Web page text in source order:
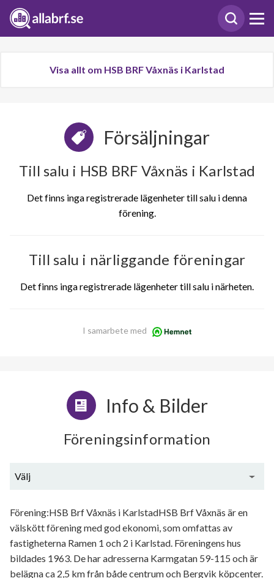
Visa allt om HSB BRF Våxnäs i Karlstad
Försäljningar
Till salu i HSB BRF Våxnäs i Karlstad
Det finns inga registrerade lägenheter till salu i denna
förening.
Till salu i närliggande föreningar
Det finns inga registrerade lägenheter till salu i närheten.
I samarbete med
Info & Bilder
Föreningsinformation
Välj
Förening:HSB Brf Våxnäs i KarlstadHSB Brf Våxnäs är en
välskött förening med god ekonomi, som omfattas av
fastigheterna Ramen 1 och 2 i Karlstad. Föreningens hus
bildades 1963. De har adresserna Karmgatan 59-115 och är
belägna ca 2,5 km från både centrum och Bergvik köpcenter.